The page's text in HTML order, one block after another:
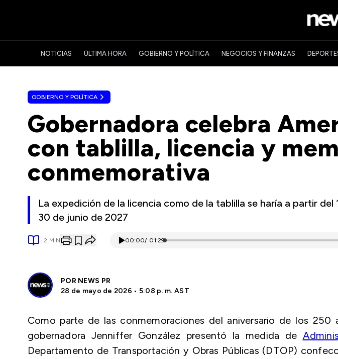
NOTICIAS ÚLTIMA HORA GOBIERNO Y POLÍTICA NEGOCIOS Y FINANZAS
GOBIERNO Y POLÍTICA
Gobernadora celebra
con tablilla, licencia y
conmemorativa
La expedición de la licencia como de la tablilla se haría a partir del
30 de junio de 2027
2 MIN 00:00/ 01:29
POR NEWS PR
28 de mayo de 2026 • 5:08 p. m. AST
Como parte de las conmemoraciones del aniversario de los 250
gobernadora Jenniffer González presentó la medida de
Departamento de Transportación y Obras Públicas (DTOP)